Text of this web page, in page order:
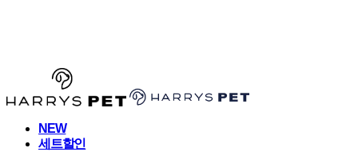
NEW
세트할인